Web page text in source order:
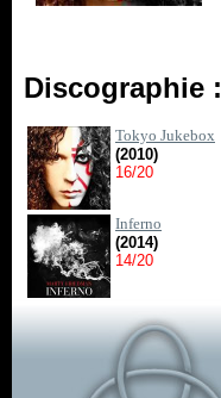
Discographie :
Tokyo Jukebox
(2010)
16/20
Inferno
(2014)
14/20